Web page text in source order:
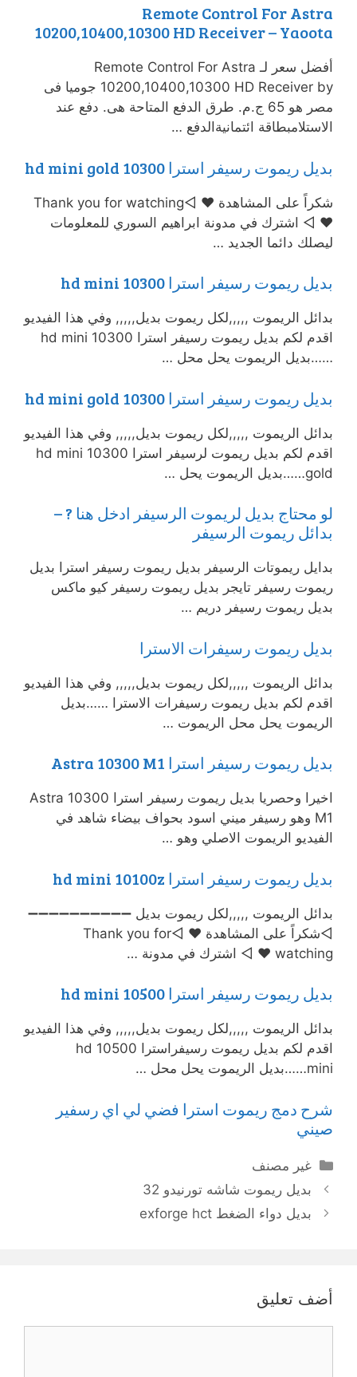
Remote Control For Astra
10200,10400,10300 HD Receiver – Yaoota
أفضل سعر لـ Remote Control For Astra
10200,10400,10300 HD Receiver by جوميا فى
مصر هو 65 ج.م. طرق الدفع المتاحة هى. دفع عند
الاستلامبطاقة ائتمانيةالدفع …
بديل ريموت رسيفر استرا 10300 hd mini gold
شكراً على المشاهدة ♥ ◅Thank you for watching
♥ ◅ اشترك في مدونة ابراهيم السوري للمعلومات
ليصلك دائما الجديد …
بديل ريموت رسيفر استرا 10300 hd mini
بدائل الريموت ,,,,,لكل ريموت بديل,,,,, وفي هذا الفيديو
اقدم لكم بديل ريموت رسيفر استرا 10300 hd mini
……بديل الريموت يحل محل …
بديل ريموت رسيفر استرا 10300 hd mini gold
بدائل الريموت ,,,,,لكل ريموت بديل,,,,, وفي هذا الفيديو
اقدم لكم بديل ريموت لرسيفر استرا 10300 hd mini
gold……بديل الريموت يحل …
لو محتاج بديل لريموت الرسيفر ادخل هنا ? –
بدائل ريموت الرسيفر
بدايل ريموتات الرسيفر بديل ريموت رسيفر استرا بديل
ريموت رسيفر تايجر بديل ريموت رسيفر كيو ماكس
بديل ريموت رسيفر دريم …
بديل ريموت رسيفرات الاسترا
بدائل الريموت ,,,,,لكل ريموت بديل,,,,, وفي هذا الفيديو
اقدم لكم بديل ريموت رسيفرات الاسترا ……بديل
الريموت يحل محل الريموت …
بديل ريموت رسيفر استرا Astra 10300 M1
اخيرا وحصريا بديل ريموت رسيفر استرا Astra 10300
M1 وهو رسيفر ميني اسود بحواف بيضاء شاهد في
الفيديو الريموت الاصلي وهو …
بديل ريموت رسيفر استرا hd mini 10100z
بدائل الريموت ,,,,,لكل ريموت بديل ➖➖➖➖➖➖➖➖➖➖
◅شكراً على المشاهدة ♥ ◅Thank you for
watching ♥ ◅ اشترك في مدونة …
بديل ريموت رسيفر استرا 10500 hd mini
بدائل الريموت ,,,,,لكل ريموت بديل,,,,, وفي هذا الفيديو
اقدم لكم بديل ريموت رسيفراسترا 10500 hd
mini……بديل الريموت يحل محل …
شرح دمج ريموت استرا فضي لي اي رسفير
صيني
التصنيفات
غير مصنف
بديل ريموت شاشه تورنيدو 32
بديل دواء الضغط exforge hct
أضف تعليق